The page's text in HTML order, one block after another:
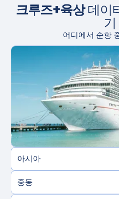
크루즈+육상데이
기
어디에서 순항
아시아
중동